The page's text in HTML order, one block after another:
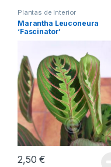
Plantas de Interior
Marantha Leuconeura
‘Fascinator’
2,50€